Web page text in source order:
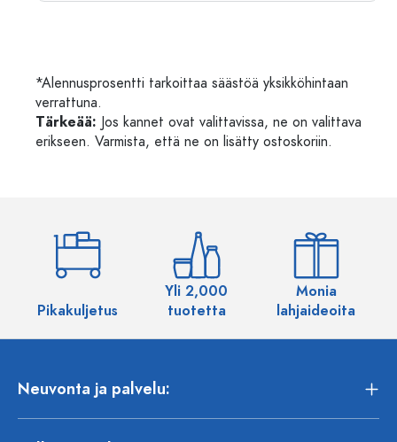
*Alennusprosentti tarkoittaa säästöä yksikköhintaan
verrattuna.
Tärkeää: Jos kannet ovat valittavissa, ne on valittava
erikseen. Varmista, että ne on lisätty ostoskoriin.
Pikakuljetus
Yli 2,000
tuotetta
Monia
lahjaideoita
Neuvonta ja palvelu: